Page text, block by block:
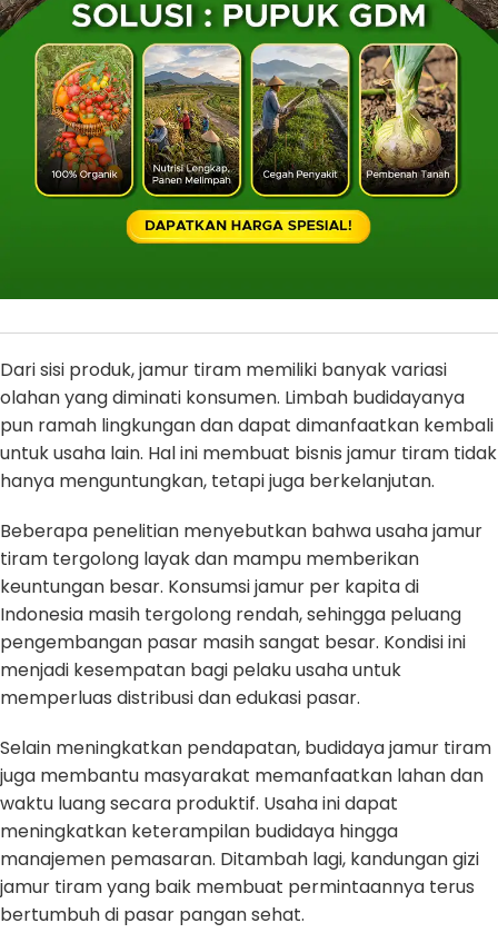
Dari sisi produk, jamur tiram memiliki banyak variasi
olahan yang diminati konsumen. Limbah budidayanya
pun ramah lingkungan dan dapat dimanfaatkan kembali
untuk usaha lain. Hal ini membuat bisnis jamur tiram tidak
hanya menguntungkan, tetapi juga berkelanjutan.
Beberapa penelitian menyebutkan bahwa usaha jamur
tiram tergolong layak dan mampu memberikan
keuntungan besar. Konsumsi jamur per kapita di
Indonesia masih tergolong rendah, sehingga peluang
pengembangan pasar masih sangat besar. Kondisi ini
menjadi kesempatan bagi pelaku usaha untuk
memperluas distribusi dan edukasi pasar.
Selain meningkatkan pendapatan, budidaya jamur tiram
juga membantu masyarakat memanfaatkan lahan dan
waktu luang secara produktif. Usaha ini dapat
meningkatkan keterampilan budidaya hingga
manajemen pemasaran. Ditambah lagi, kandungan gizi
jamur tiram yang baik membuat permintaannya terus
bertumbuh di pasar pangan sehat.